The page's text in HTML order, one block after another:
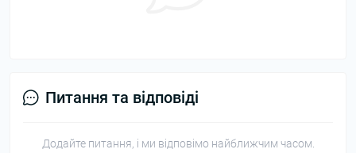
Питання та відповіді
Додайте питання, і ми відповімо найближчим часом.